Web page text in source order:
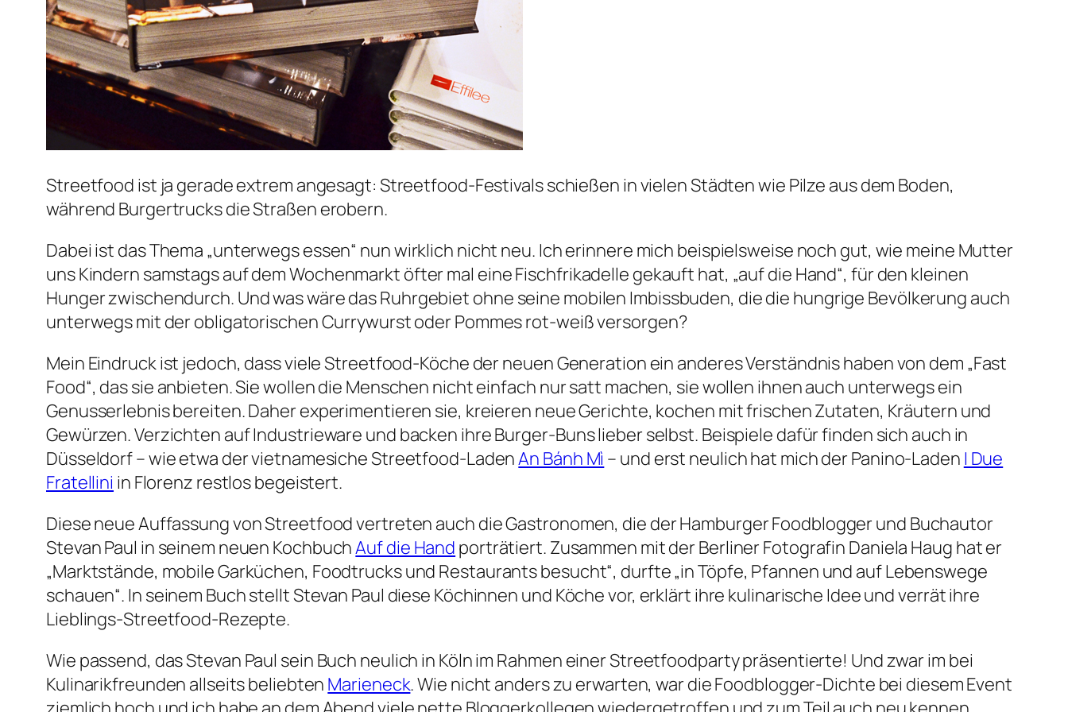
Streetfood ist ja gerade extrem angesagt: Streetfood-Festivals schießen in vielen Städten wie Pilze aus dem Boden,
während Burgertrucks die Straßen erobern.
Dabei ist das Thema „unterwegs essen“ nun wirklich nicht neu. Ich erinnere mich beispielsweise noch gut, wie meine Mutter
uns Kindern samstags auf dem Wochenmarkt öfter mal eine Fischfrikadelle gekauft hat, „auf die Hand“, für den kleinen
Hunger zwischendurch. Und was wäre das Ruhrgebiet ohne seine mobilen Imbissbuden, die die hungrige Bevölkerung auch
unterwegs mit der obligatorischen Currywurst oder Pommes rot-weiß versorgen?
Mein Eindruck ist jedoch, dass viele Streetfood-Köche der neuen Generation ein anderes Verständnis haben von dem „Fast
Food“, das sie anbieten. Sie wollen die Menschen nicht einfach nur satt machen, sie wollen ihnen auch unterwegs ein
Genusserlebnis bereiten. Daher experimentieren sie, kreieren neue Gerichte, kochen mit frischen Zutaten, Kräutern und
Gewürzen. Verzichten auf Industrieware und backen ihre Burger-Buns lieber selbst. Beispiele dafür finden sich auch in
Düsseldorf – wie etwa der vietnamesiche Streetfood-LadenAn Bánh Mì – und erst neulich hat mich der Panino-Laden I Due
Fratellini in Florenz restlos begeistert.
Diese neue Auffassung von Streetfood vertreten auch die Gastronomen, die der Hamburger Foodblogger und Buchautor
Stevan Paul in seinem neuen KochbuchAuf die Hand porträtiert. Zusammen mit der Berliner Fotografin Daniela Haug hat er
„Marktstände, mobile Garküchen, Foodtrucks und Restaurants besucht“, durfte „in Töpfe, Pfannen und auf Lebenswege
schauen“. In seinem Buch stellt Stevan Paul diese Köchinnen und Köche vor, erklärt ihre kulinarische Idee und verrät ihre
Lieblings-Streetfood-Rezepte.
Wie passend, das Stevan Paul sein Buch neulich in Köln im Rahmen einer Streetfoodparty präsentierte! Und zwar im bei
Kulinarikfreunden allseits beliebten Marieneck. Wie nicht anders zu erwarten, war die Foodblogger-Dichte bei diesem Event